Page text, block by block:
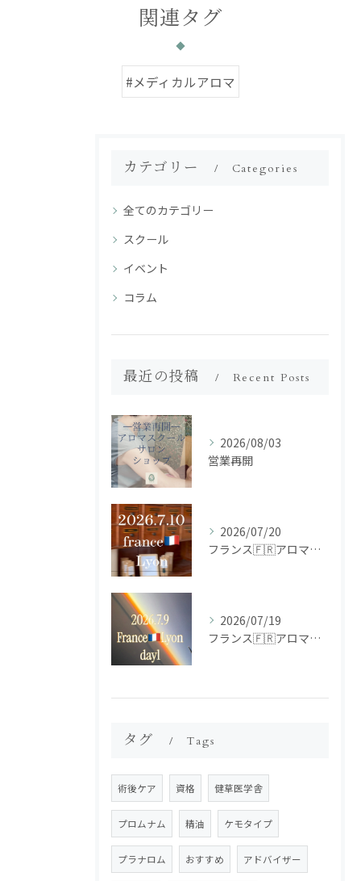
関連タグ
#メディカルアロマ
カテゴリー Categories
全てのカテゴリー
スクール
イベント
コラム
最近の投稿 Recent Posts
2026/08/03
営業再開
2026/07/20
フランス🇫🇷アロマ研修ツアー𝗱𝗮𝘆𝟮
2026/07/19
フランス🇫🇷アロマ研修ツアー𝗱𝗮𝘆𝟭
タグ Tags
術後ケア 資格 健草医学舎
プロムナム 精油 ケモタイプ
プラナロム おすすめ アドバイザー